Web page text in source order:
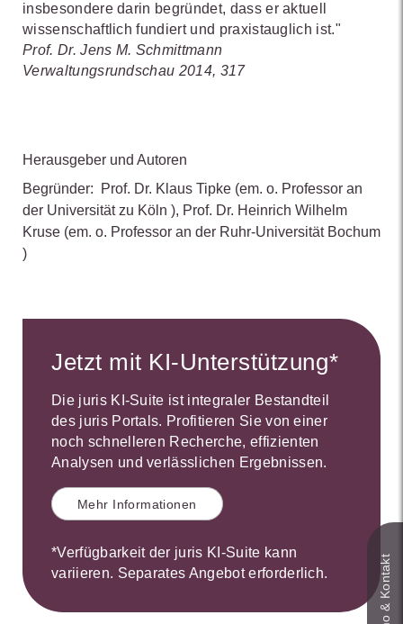
insbesondere darin begründet, dass er aktuell
wissenschaftlich fundiert und praxistauglich ist."
Prof. Dr. Jens M. Schmittmann
Verwaltungsrundschau 2014, 317
Herausgeber und Autoren
Begründer:
Prof. Dr. Klaus Tipke (em. o. Professor an
der Universität zu Köln ), Prof. Dr. Heinrich Wilhelm
Kruse (em. o. Professor an der Ruhr-Universität Bochum
)
Jetzt mit KI-Unterstützung*
Die juris KI-Suite ist integraler Bestandteil
des juris Portals. Profitieren Sie von einer
noch schnelleren Recherche, effizienten
Analysen und verlässlichen Ergebnissen.
Mehr Informationen
*Verfügbarkeit der juris KI-Suite kann
variieren. Separates Angebot erforderlich.